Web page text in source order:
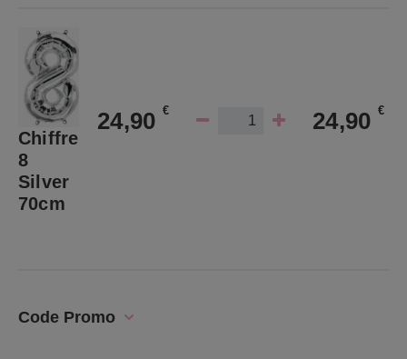
Chiffre
8
Silver
70cm
24,90 € 24,90 €
Code Promo